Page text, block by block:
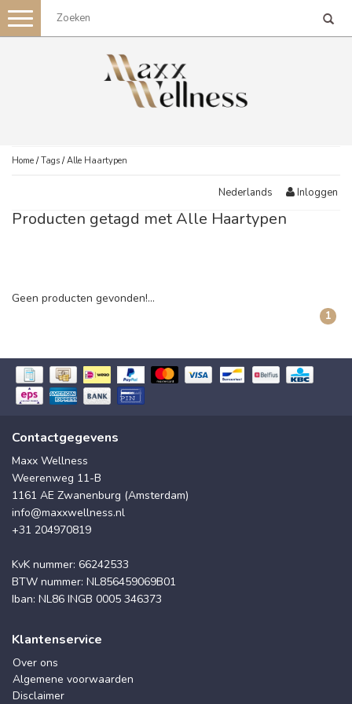
Toggle
navigation
Home /Tags /Alle Haartypen
Nederlands Inloggen
Producten getagd met Alle Haartypen
Geen producten gevonden!...
1
Contactgegevens
Maxx Wellness
Weerenweg 11-B
1161 AE Zwanenburg (Amsterdam)
info@maxxwellness.nl
+31 204970819
KvK nummer: 66242533
BTW nummer: NL856459069B01
Iban: NL86 INGB 0005 346373
Klantenservice
Over ons
Algemene voorwaarden
Disclaimer